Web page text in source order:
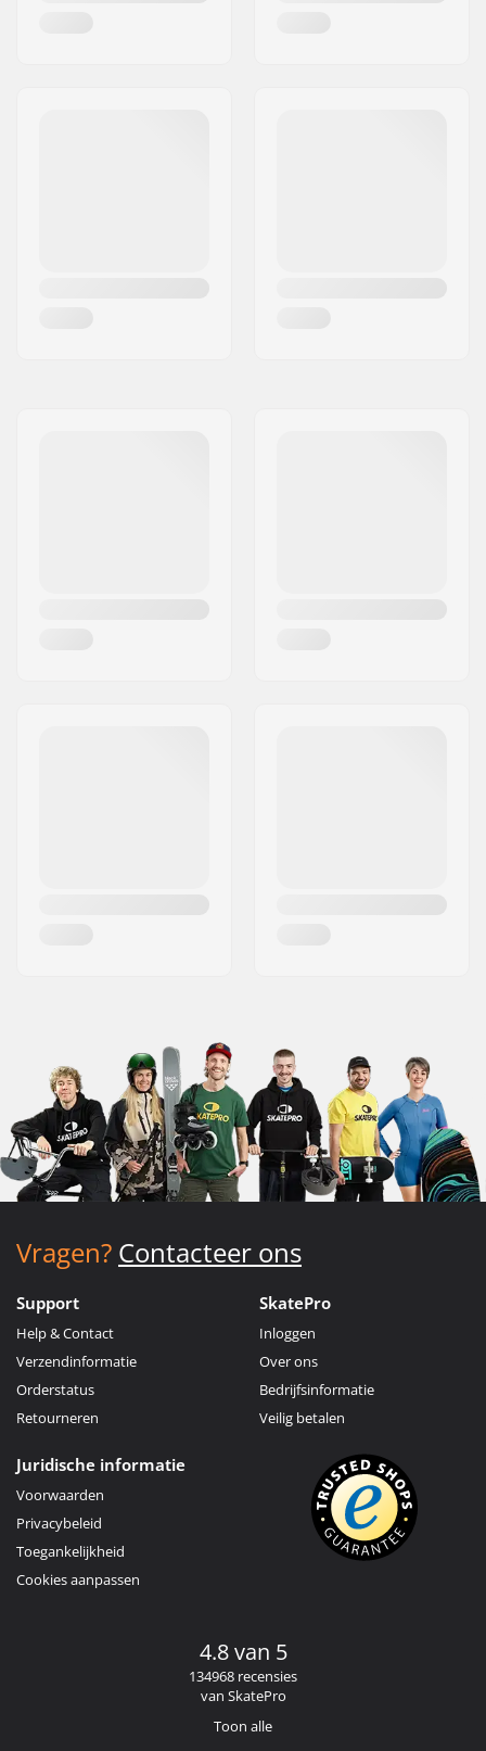
Vragen? Contacteer ons
Support
Help & Contact
Verzendinformatie
Orderstatus
Retourneren
SkatePro
Inloggen
Over ons
Bedrijfsinformatie
Veilig betalen
Juridische informatie
Voorwaarden
Privacybeleid
Toegankelijkheid
Cookies aanpassen
4.8 van 5
134968 recensies
van SkatePro
Toon alle